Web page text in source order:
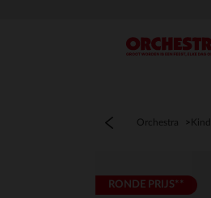
menu
Orchestra Kind
RONDE PRIJS**